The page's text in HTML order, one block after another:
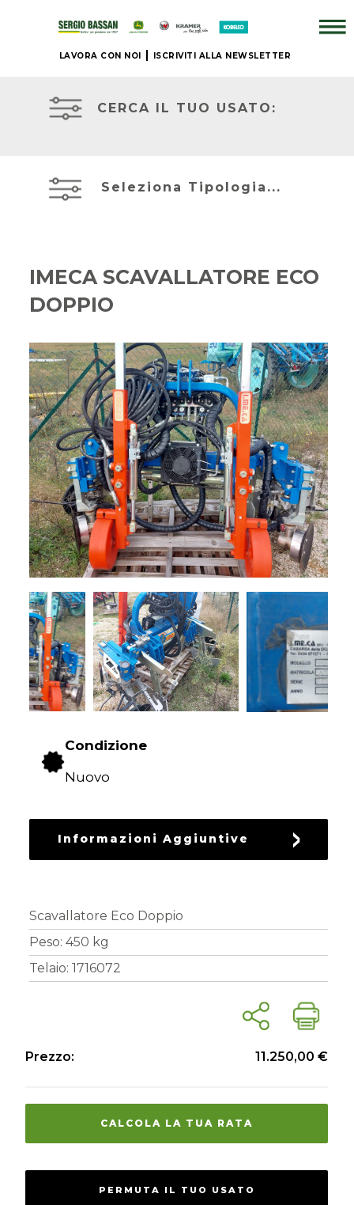
LAVORA CON NOI ISCRIVITI ALLA NEWSLETTER
NUOVO
NOSTRO
NOLEGGIO
PROMOZIONI
SERVIZI
NEWS
CONTATTI
CERCA IL TUO USATO:
Seleziona Tipologia...
Prezzo: 11.250,00 €
CALCOLA LA TUA RATA
PERMUTA IL TUO USATO
IMECA SCAVALLATORE ECO
DOPPIO
Condizione
Nuovo
Informazioni Aggiuntive
Scavallatore Eco Doppio
Peso: 450 kg
Telaio: 1716072
ATTREZZATURE
CONSEGNA
TRINCE
SEMOVENTI
MACCHINE
PER
LA
FIENAGIONE
SOLLEVATORI
TELESCOPICI
MACCHINE
MOVIMENTO
TERRA
MANUTENZIONE
LAVORAZIONE
PROTEZIONE
DELLE
CULTURE